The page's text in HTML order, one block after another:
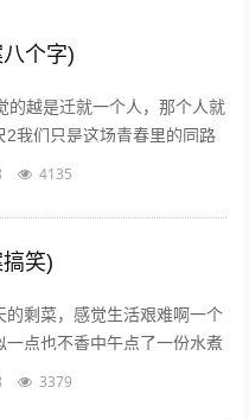
个字)
的越是迁就一个人，那个人就
2我们只是这场青春里的同路
过这一段时光3不属于我的东
4135
笑)
的剩菜，感觉生活艰难啊一个
一点也不香中午点了一份水煮
呀我一个人也要吃麻麻香中午
3379